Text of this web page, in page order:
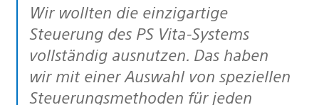
Wir wollten die einzigartige
Steuerung des PS Vita-Systems
vollständig ausnutzen. Das haben
wir mit einer Auswahl von speziellen
Steuerungsmethoden für jeden